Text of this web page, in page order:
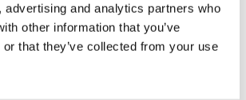
advertising and analytics partners who
other information that you’ve
that they’ve collected from your use
Sie 10%